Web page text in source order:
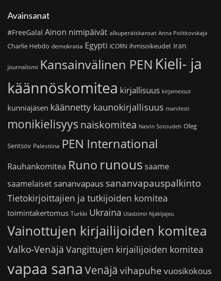
Avainsanat
#FreeGalal Ainon nimipäivät alkuperäiskansat Anna Politkovskaja
Charlie Hebdo demokratia Egypti ICORN ihmisoikeudet Iran
journalismi Kansainvälinen PEN Kieli- ja
käännöskomitea kirjallisuus kirjamessut
kunniajäsen käännetty kaunokirjallisuus manifesti
monikielisyys naiskomitea Nasrin Sotoudeh Oleg
Sentsov Palestiina PEN International
Rauhankomitea Runo runoussaame
saamelaiset sananvapaus sananvapauspalkinto
Tietokirjoittajien ja tutkijoiden komitea
toimintakertomus Turkki Ukraina Uladzimir Njakljajeu
Vainottujen kirjailijoiden komitea
Valko-Venäjä Vangittujen kirjailijoiden komitea
vapaa sana Venäjä vihapuhe vuosikokous